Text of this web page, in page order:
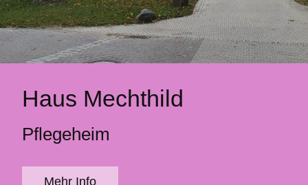
Haus Mechthild
Pflegeheim
Mehr Info